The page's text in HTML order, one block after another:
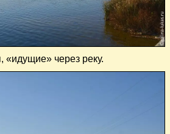
через реку.